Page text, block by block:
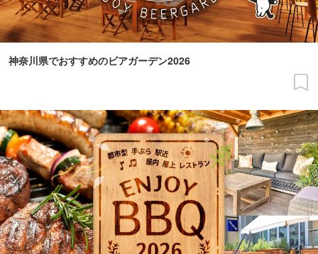
神奈川県でおすすめのビアガーデン2026